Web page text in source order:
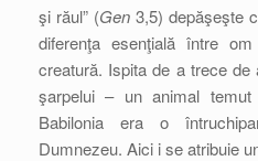
şi răul” (Gen 3,5) depăşeşte
diferenţa esenţială între
creatură. Ispita de a trece
şarpelui – un animal
Babilonia era o
Dumnezeu. Aici i se atribuie